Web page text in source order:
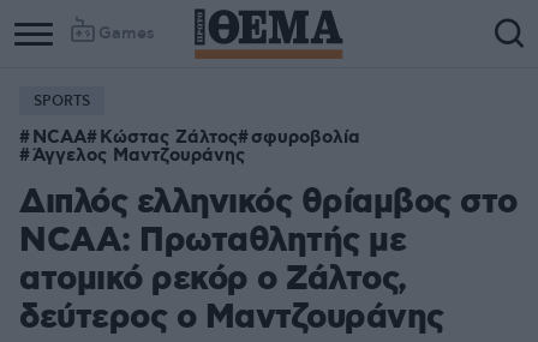
Games
Column
1
Column
2
SPORTS
NCAA Κώστας Ζάλτος σφυροβολία
Άγγελος Μαντζουράνης
Διπλός ελληνικός θρίαμβος στο
NCAA: Πρωταθλητής με
ατομικό ρεκόρ ο Ζάλτος,
δεύτερος ο Μαντζουράνης